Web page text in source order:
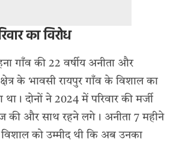
का विरोध
गाँव की 22 वर्षीय अनीता और
के भावसी रायपुर गाँव के विशाल का
था। दोनों ने 2024 में परिवार की मर्जी
की और साथ रहने लगे। अनीता 7 महीने
को उम्मीद थी कि अब उनका